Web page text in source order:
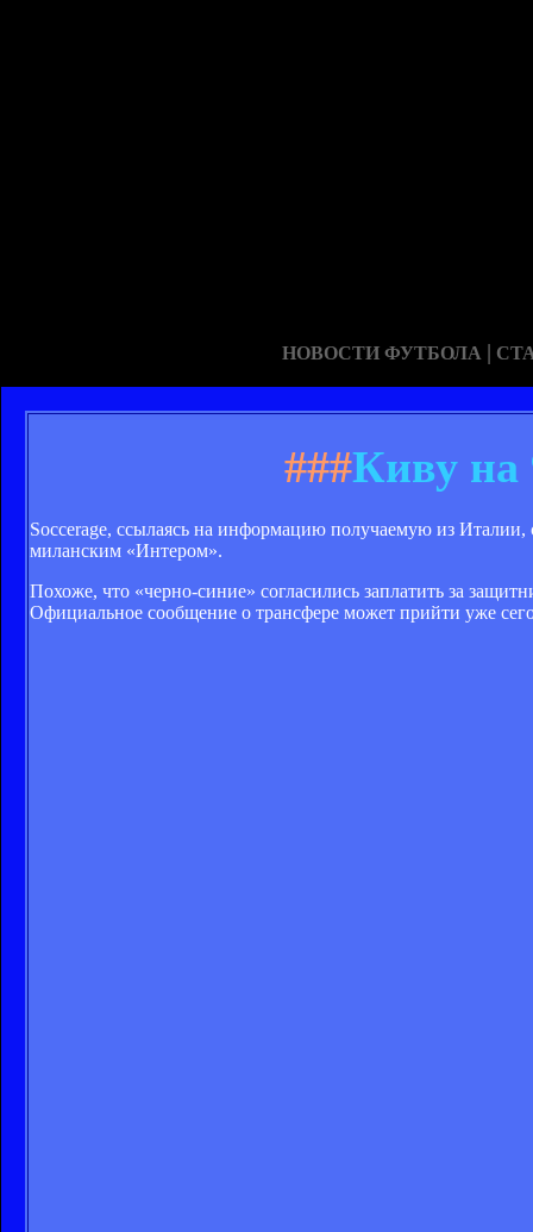
НОВОСТИ ФУТБОЛА |
###Киву на
Soccerage, ссылаясь на информацию получаемую из Италии,
миланским «Интером».
Похоже, что «черно-синие» согласились заплатить за
Официальное сообщение о трансфере может прийти уже